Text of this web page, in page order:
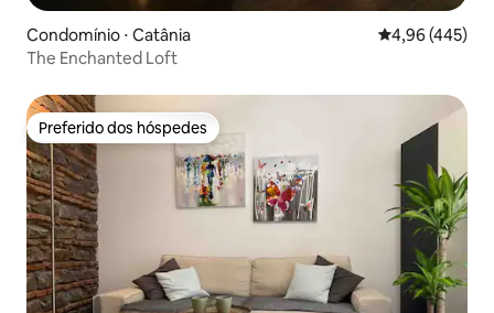
Condomínio ⋅ Catânia 4,96 de uma
4,96 (445)
The Enchanted Loft
Preferido dos hóspedes
Preferido dos hóspedes